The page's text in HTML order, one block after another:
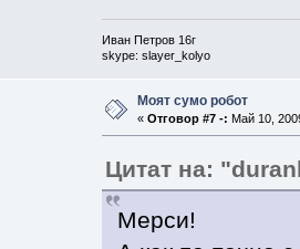
Иван Петров 16г
skype: slayer_kolyo
Моят сумо робот
« Отговор #7 -: Май 10,
Цитат на:
Мерси!